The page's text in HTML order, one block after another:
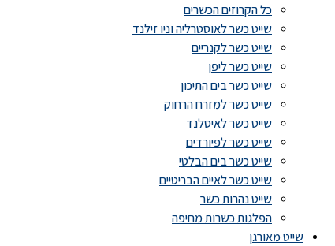
כל הקרוזים הכשרים
שייט כשר לאוסטרליה וניו זילנד
שייט כשר לקנריים
שייט כשר ליפן
שייט כשר בים התיכון
שייט כשר למזרח הרחוק
שייט כשר לאיסלנד
שייט כשר לפיורדים
שייט כשר בים הבלטי
שייט כשר לאיים הבריטיים
שייט נהרות כשר
הפלגות כשרות מחיפה
שייט מאורגן